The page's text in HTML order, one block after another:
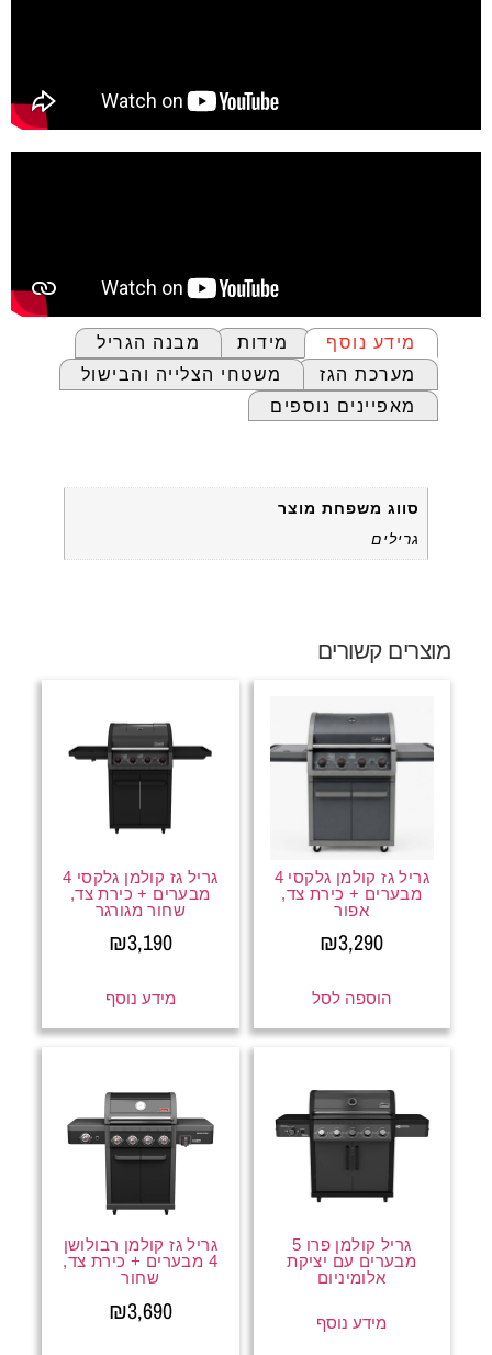
מידע נוסף מידות
מבנה הגריל
מערכת הגז
משטחי הצלייה והבישול
מאפיינים נוספים
סווג משפחת מוצר
גרילים
מוצרים קשורים
גריל גז קולמן גלקסי 4
מבערים + כירת צד,
אפור
₪3,290
הוספה לסל
גריל גז קולמן גלקסי 4
מבערים + כירת צד,
שחור מגורגר
₪3,190
מידע נוסף
גריל קולמן פרו 5
מבערים עם יציקת
אלומיניום
מידע נוסף
גריל גז קולמן רבולושן
4 מבערים + כירת צד,
שחור
₪3,690